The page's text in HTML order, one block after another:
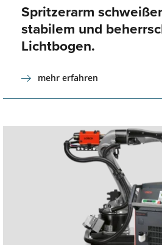
Spritzerarm
stabilem und
Lichtbogen.
mehr erfahren